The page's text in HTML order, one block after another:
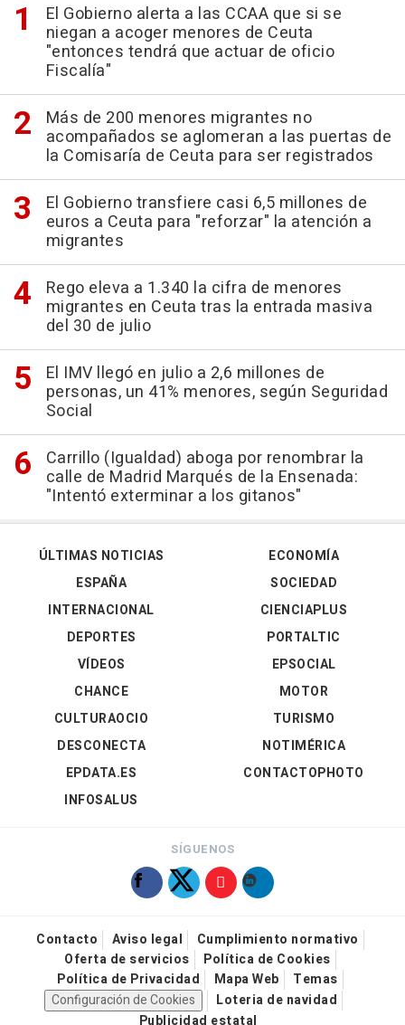
El Gobierno alerta a las CCAA que si se
niegan a acoger menores de Ceuta
"entonces tendrá que actuar de oficio
Fiscalía"
Más de 200 menores migrantes no
acompañados se aglomeran a las puertas de
la Comisaría de Ceuta para ser registrados
El Gobierno transfiere casi 6,5 millones de
euros a Ceuta para "reforzar" la atención a
migrantes
Rego eleva a 1.340 la cifra de menores
migrantes en Ceuta tras la entrada masiva
del 30 de julio
El IMV llegó en julio a 2,6 millones de
personas, un 41% menores, según Seguridad
Social
Carrillo (Igualdad) aboga por renombrar la
calle de Madrid Marqués de la Ensenada:
"Intentó exterminar a los gitanos"
ÚLTIMAS NOTICIAS
ESPAÑA
INTERNACIONAL
DEPORTES
VÍDEOS
ECONOMÍA
SOCIEDAD
CIENCIAPLUS
PORTALTIC
EPSOCIAL
CHANCE
CULTURAOCIO
DESCONECTA
EPDATA.ES
INFOSALUS
MOTOR
TURISMO
NOTIMÉRICA
CONTACTOPHOTO
SÍGUENOS
Contacto Aviso legal
Cumplimiento normativo
Oferta de servicios
Política de Cookies
Política de Privacidad
Mapa Web
Temas
Configuración de Cookies
Loteria de navidad
Publicidad estatal